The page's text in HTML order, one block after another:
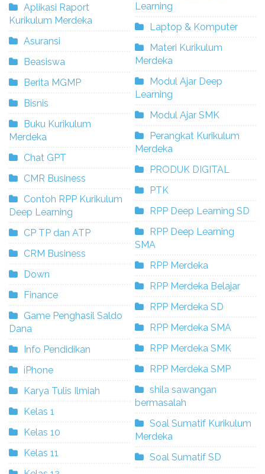
Aplikasi Raport
Kurikulum Merdeka
Asuransi
Beasiswa
Berita MGMP
Bisnis
Buku Kurikulum
Merdeka
Chat GPT
CMR Business
Contoh RPP Kurikulum
Deep Learning
CP TP dan ATP
CRM Business
Down
Finance
Game Penghasil Saldo
Dana
Info Pendidikan
iPhone
Karya Tulis Ilmiah
Kelas 1
Kelas 10
Kelas 11
Learning
Laptop & Komputer
Materi Kurikulum
Merdeka
Modul Ajar Deep
Learning
Modul Ajar SMK
Perangkat Kurikulum
Merdeka
PRODUK DIGITAL
PTK
RPP Deep Learning SD
RPP Deep Learning
SMA
RPP Merdeka
RPP Merdeka Belajar
RPP Merdeka SD
RPP Merdeka SMA
RPP Merdeka SMK
RPP Merdeka SMP
shila sawangan
bermasalah
Soal Sumatif Kurikulum
Merdeka
Soal Sumatif SD